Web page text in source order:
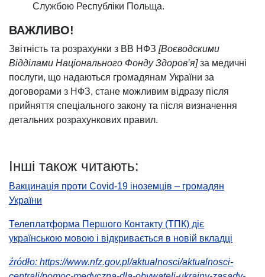
Службою Республіки Польща.
ВАЖЛИВО!
Звітність та розрахунки з ВВ НФЗ [Воєводскими
Відділами Національного Фонду Здоров’я] за медичні
послуги, що надаються громадянам України за
договорами з НФЗ, стане можливим відразу після
прийняття спеціального закону та після визначення
детальних розрахункових правил.
Інші також читають:
Вакцинація проти Covid-19 іноземців – громадян
України
Телеплатформа Першого Контакту (ТПК) діє
українською мовою і відкривається в новій вкладці
źródło: https://www.nfz.gov.pl/aktualnosci/aktualnosci-